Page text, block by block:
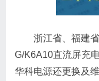
浙江省、福建
G/K6A10直流屏充
华科电源还更换及